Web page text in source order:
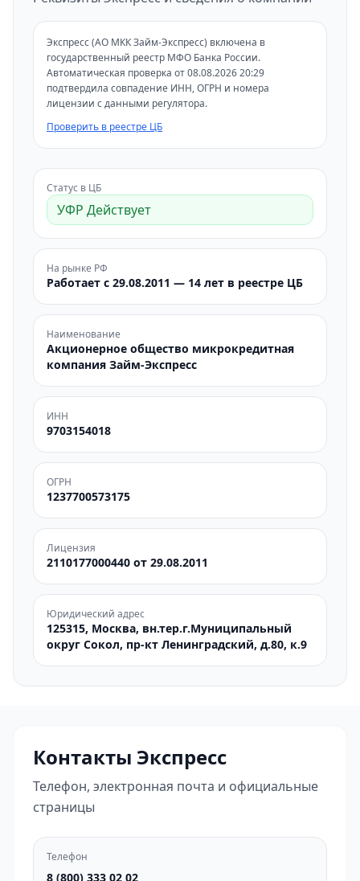
Экспресс (АО МКК Займ-Экспресс) включена в
государственный реестр МФО Банка России.
Автоматическая проверка от 08.08.2026 20:29
подтвердила совпадение ИНН, ОГРН и номера
лицензии с данными регулятора.
Проверить в реестре ЦБ
Статус в ЦБ
УФР Действует
На рынке РФ
Работает с 29.08.2011 — 14 лет в реестре ЦБ
Наименование
Акционерное общество микрокредитная
компания Займ-Экспресс
ИНН
9703154018
ОГРН
1237700573175
Лицензия
2110177000440 от 29.08.2011
Юридический адрес
125315, Москва, вн.тер.г.Муниципальный
округ Сокол, пр-кт Ленинградский, д.80, к.9
Контакты Экспресс
Телефон, электронная почта и официальные
страницы
Телефон
8 (800) 333 02 02